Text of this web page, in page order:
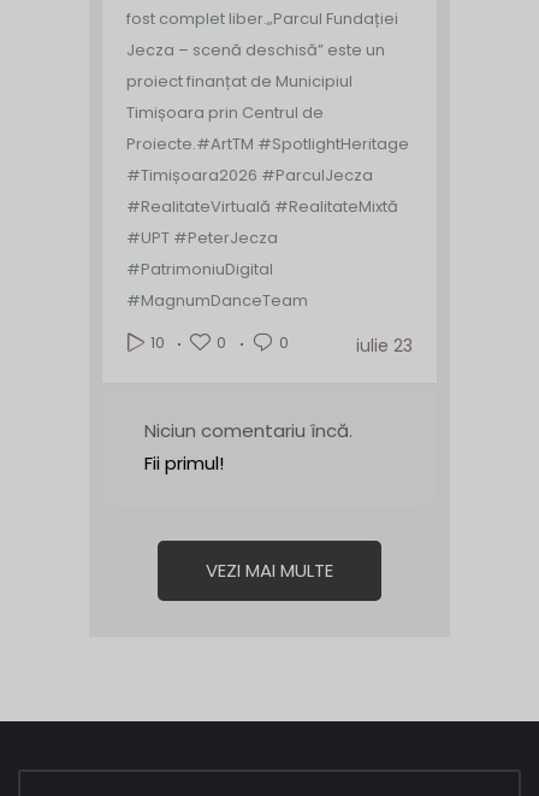
fost complet liber.„Parcul Fundației
Jecza – scenă deschisă” este un
proiect finanțat de Municipiul
Timișoara prin Centrul de
Proiecte.#ArtTM #SpotlightHeritage
#Timișoara2026 #ParculJecza
#RealitateVirtuală #RealitateMixtă
#UPT #PeterJecza
#PatrimoniuDigital
#MagnumDanceTeam
10
0 0 iulie 23
Niciun comentariu încă.
Fii primul!
VEZI MAI MULTE